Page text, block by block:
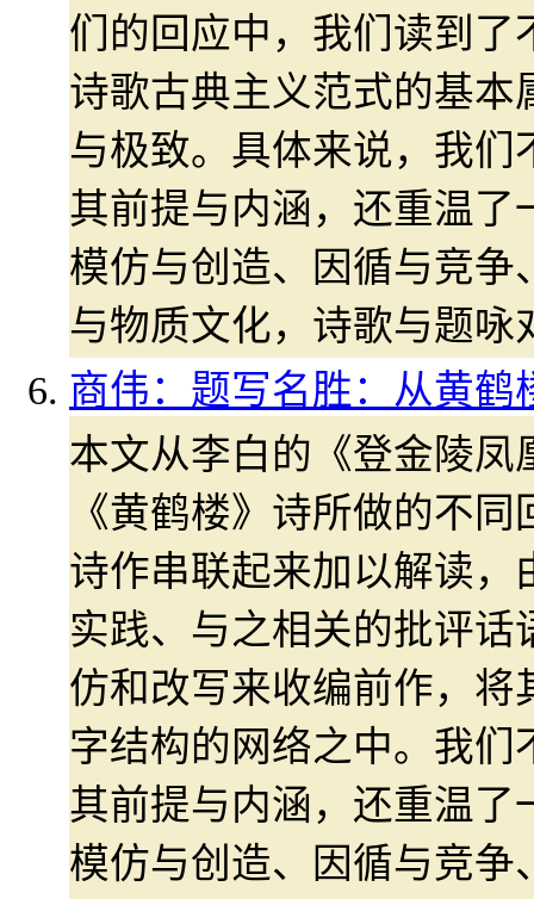
们的回应中，我们读到
诗歌古典主义范式的基
与极致。具体来说，我
其前提与内涵，还重温
模仿与创造、因循与竞
与物质文化，诗歌与题咏
商伟：题写名胜：从黄鹤
本文从李白的《登金陵
《黄鹤楼》诗所做的不
诗作串联起来加以解读
实践、与之相关的批评
仿和改写来收编前作，
字结构的网络之中。我
其前提与内涵，还重温
模仿与创造、因循与竞